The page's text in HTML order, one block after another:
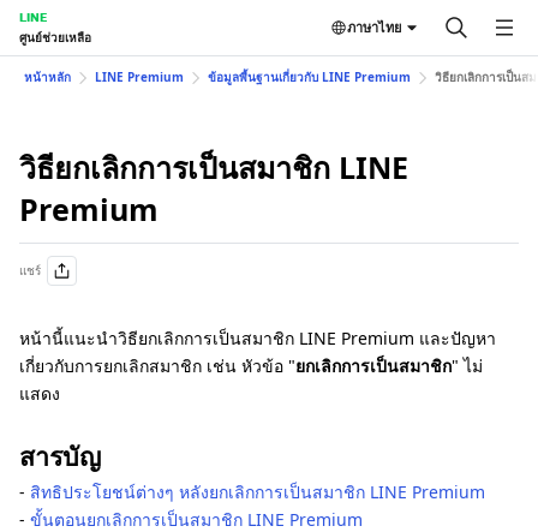
LINE
ศูนย์ช่วยเหลือ
ภาษาไทย
หน้าหลัก LINE Premium ข้อมูลพื้นฐานเกี่ยวกับ LINE Premium วิธียกเลิกการเป็น
วิธียกเลิกการเป็นสมาชิก LINE
Premium
แชร์
หน้านี้แนะนำวิธียกเลิกการเป็นสมาชิก LINE Premium และปัญหา
เกี่ยวกับการยกเลิกสมาชิก เช่น หัวข้อ "ยกเลิกการเป็นสมาชิก" ไม่
แสดง
สารบัญ
- สิทธิประโยชน์ต่างๆ หลังยกเลิกการเป็นสมาชิก LINE Premium
- ขั้นตอนยกเลิกการเป็นสมาชิก LINE Premium